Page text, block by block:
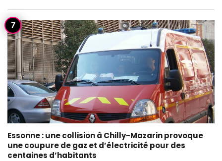
Essonne : une collision à Chilly-Mazarin provoque
une coupure de gaz et d’électricité pour des
centaines d’habitants